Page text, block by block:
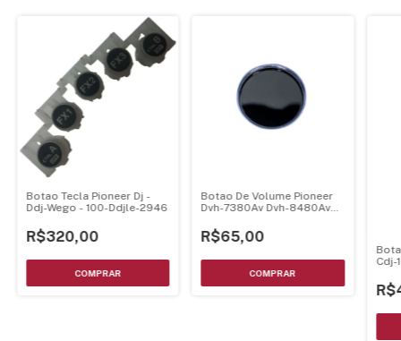
Botao Tecla Pioneer Dj -
Ddj-Wego - 100-Ddjle-2946
R$320,00
Botao De Volume Pioneer
Dvh-7380Av Dvh-8480Avbt
8680Avbt
R$65,00
Cdj-